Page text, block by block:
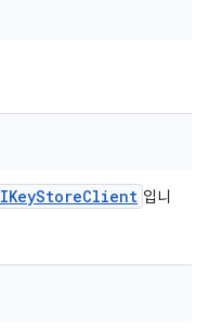
IKeyStoreClient 입니